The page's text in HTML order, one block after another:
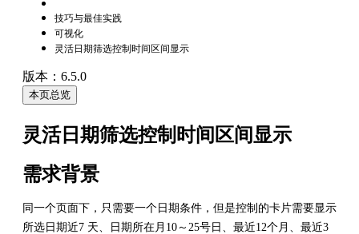
技巧与最佳实践
可视化
灵活日期筛选控制时间区间显示
版本：6.5.0
本页总览
灵活日期筛选控制时间区间显示
需求背景
同一个页面下，只需要一个日期条件，但是控制的卡片需要显示
所选日期近7 天、日期所在月10～25号日、最近12个月、最近3